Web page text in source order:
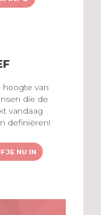
hoogte van
die de
vandaag
definiëren!
JE NU IN